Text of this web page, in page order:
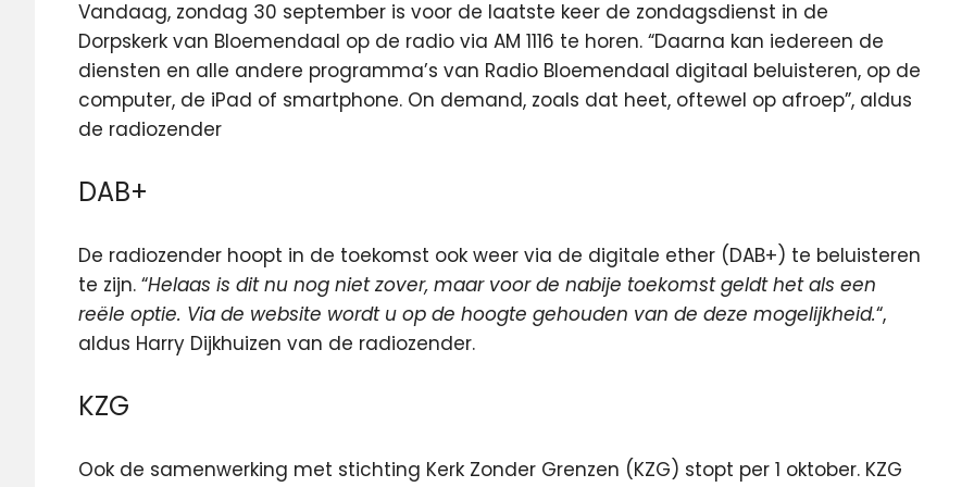
Vandaag, zondag 30 september is voor de laatste keer de zondagsdienst in de
Dorpskerk van Bloemendaal op de radio via AM 1116 te horen. “Daarna kan iedereen de
diensten en alle andere programma’s van Radio Bloemendaal digitaal beluisteren, op de
computer, de iPad of smartphone. On demand, zoals dat heet, oftewel op afroep”, aldus
de radiozender
DAB+
De radiozender hoopt in de toekomst ook weer via de digitale ether (DAB+) te beluisteren
te zijn. “Helaas is dit nu nog niet zover, maar voor de nabije toekomst geldt het als een
reële optie. Via de website wordt u op de hoogte gehouden van de deze mogelijkheid.“,
aldus Harry Dijkhuizen van de radiozender.
KZG
Ook de samenwerking met stichting Kerk Zonder Grenzen (KZG) stopt per 1 oktober. KZG